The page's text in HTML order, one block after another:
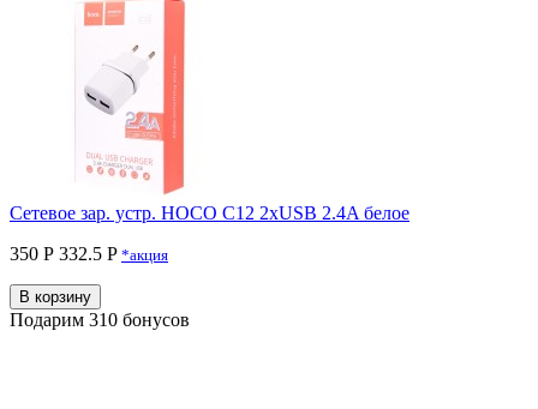
Сетевое зар. устр. HOCO C12 2xUSB 2.4A белое
350 Р 332.5 P *акция
В корзину
Подарим 310 бонусов